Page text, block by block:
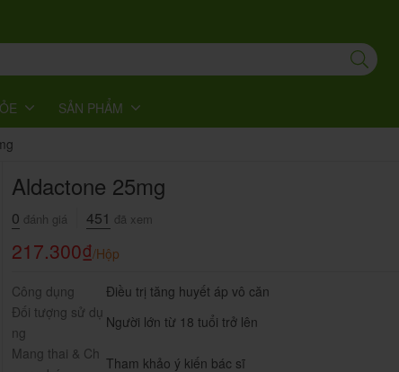
SẢN PHẨM
Aldactone 25mg
0 đánh giá 451 đã xem
217.300₫/Hộp
Công dụng
Điều trị tăng huyết áp vô căn
Đối tượng sử dụ
ng
Người lớn từ 18 tuổi trở lên
Mang thai & Ch
Tham khảo ý kiến bác sĩ